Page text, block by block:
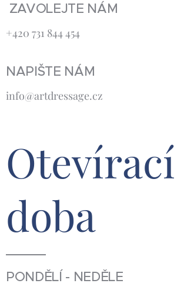
ZAVOLEJTE NÁM
+420 731 844 454
NAPIŠTE NÁM
info@artdressage.cz
Otevírací
doba
PONDĚLÍ - NEDĚLE